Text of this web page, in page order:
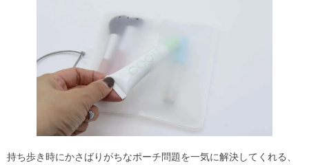
持ち歩き時にかさばりがちなポーチ問題を一気に解決してくれる、